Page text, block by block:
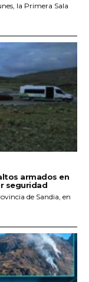
la Primera Sala
armados en
seguridad
de Sandia, en